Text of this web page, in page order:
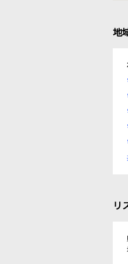
地
リ